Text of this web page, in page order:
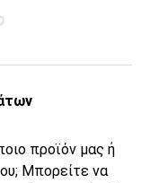
προϊόν μας ή
Μπορείτε να